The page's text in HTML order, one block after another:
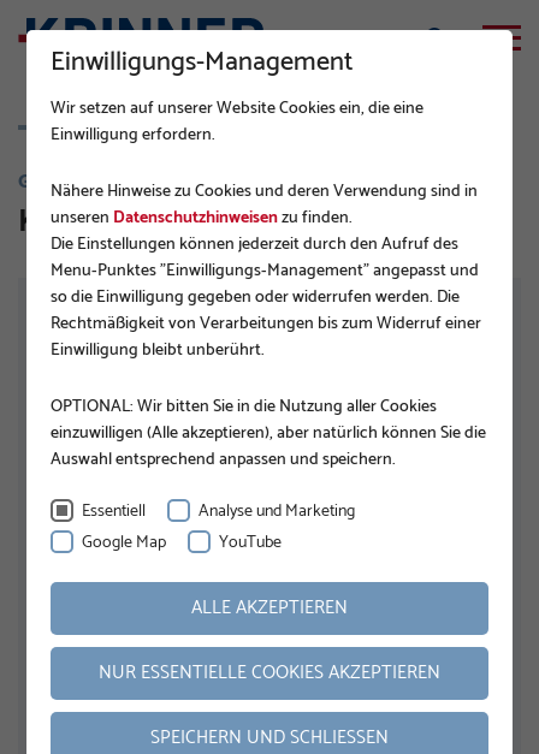
G-SERIE
KSF G 76x2,6x800 4xM12 TZN
Einwilligungs-Management
Wir setzen auf unserer Website Cookies ein, die eine
Einwilligung erfordern.
Nähere Hinweise zu Cookies und deren Verwendung sind in
unseren Datenschutzhinweisenzu finden.
Die Einstellungen können jederzeit durch den Aufruf des
Menu-Punktes "Einwilligungs-Management" angepasst und
so die Einwilligung gegeben oder widerrufen werden. Die
Rechtmäßigkeit von Verarbeitungen bis zum Widerruf einer
Einwilligung bleibt unberührt.
OPTIONAL: Wir bitten Sie in die Nutzung aller Cookies
einzuwilligen (Alle akzeptieren), aber natürlich können Sie die
Auswahl entsprechend anpassen und speichern.
Essentiell
Analyse und Marketing
Google Map
YouTube
ALLE AKZEPTIEREN
NUR ESSENTIELLE COOKIES AKZEPTIEREN
SPEICHERN UND SCHLIESSEN